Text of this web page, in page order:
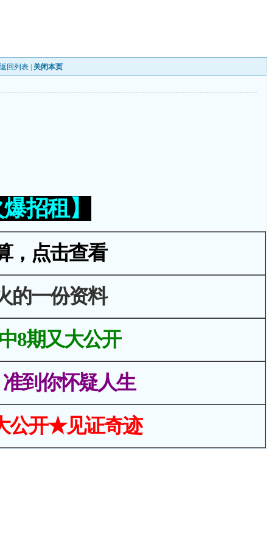
返回列表 关闭本页
招租】
，点击查看
的一份资料
8期又大公开
到你怀疑人生
公开★见证奇迹